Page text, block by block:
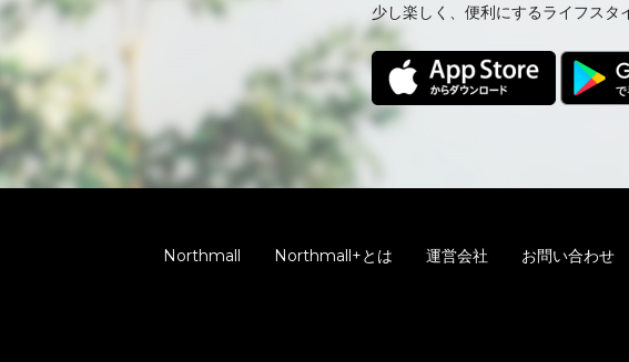
少し楽しく、便利にするライフスタ
Northmall Northmall+とは 運営会社 お問い合わせ